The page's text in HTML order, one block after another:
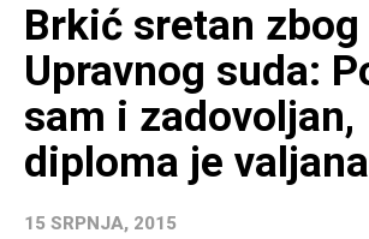
Brkić sretan
Upravnog suda:
sam i zadovoljan,
diploma je valjana
15 SRPNJA, 2015